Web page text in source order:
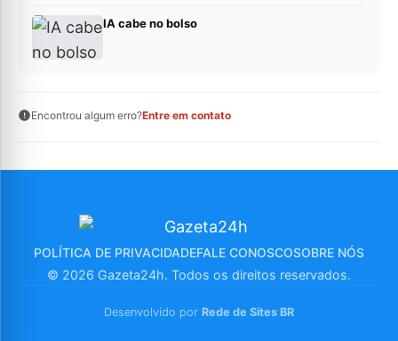
IA cabe no bolso
Encontrou algum erro?Entre em contato
POLÍTICA DE PRIVACIDADEFALE CONOSCOSOBRE NÓS
© 2026 Gazeta24h. Todos os direitos reservados.
Desenvolvido por Rede de Sites BR